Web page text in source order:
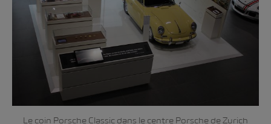
Le coin Porsche Classic dans le centre Porsche de Zurich